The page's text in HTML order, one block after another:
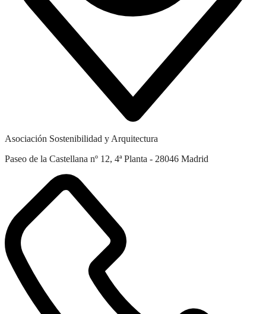
Asociación Sostenibilidad y Arquitectura
Paseo de la Castellana nº 12, 4ª Planta - 28046 Madrid